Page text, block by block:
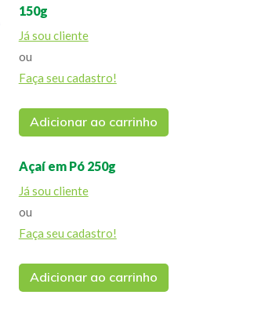
150g
Já sou cliente
ou
Faça seu cadastro!
Adicionar ao carrinho
Açaí em Pó 250g
Já sou cliente
ou
Faça seu cadastro!
Adicionar ao carrinho